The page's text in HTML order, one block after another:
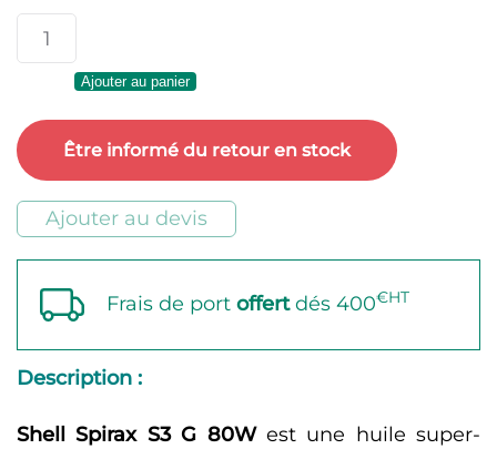
quantité
de
Spirax
S3
G
80W
Ajouter au panier
Être informé du retour en stock
Ajouter au devis
Frais de port offertdés 400€HT
Description :
Shell Spirax S3 G 80West une huile super-